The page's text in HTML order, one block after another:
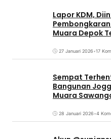
Lapor KDM,
Muara Depok
27 Januari 2026•17
Sempat
Bangunan
Muara
28 Januari 2026•4